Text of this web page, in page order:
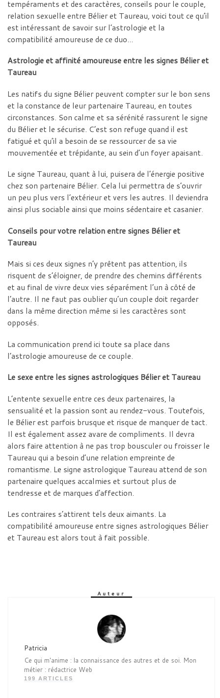
tempéraments et des caractères, conseils pour le couple,
relation sexuelle entre Bélier et Taureau, voici tout ce qu’il
est intéressant de savoir sur l’astrologie et la
compatibilité amoureuse de ce duo…
Astrologie et affinité amoureuse entre les signes Bélier et
Taureau
Les natifs du signe Bélier peuvent compter sur le bon sens
et la constance de leur partenaire Taureau, en toutes
circonstances. Son calme et sa sérénité rassurent le signe
du Bélier et le sécurise. C’est son refuge quand il est
fatigué et qu’il a besoin de se ressourcer de sa vie
mouvementée et trépidante, au sein d’un foyer apaisant.
Le signe Taureau, quant à lui, puisera de l’énergie positive
chez son partenaire Bélier. Cela lui permettra de s’ouvrir
un peu plus vers l’extérieur et vers les autres. Il deviendra
ainsi plus sociable ainsi que moins sédentaire et casanier.
Conseils pour votre relation entre signes Bélier et
Taureau
Mais si ces deux signes n’y prêtent pas attention, ils
risquent de s’éloigner, de prendre des chemins différents
et au final de vivre deux vies séparément l’un à côté de
l’autre. Il ne faut pas oublier qu’un couple doit regarder
dans la même direction même si les caractères sont
opposés.
La communication prend ici toute sa place dans
l’astrologie amoureuse de ce couple.
Le sexe entre les signes astrologiques Bélier et Taureau
L’entente sexuelle entre ces deux partenaires, la
sensualité et la passion sont au rendez-vous. Toutefois,
le Bélier est parfois brusque et risque de manquer de tact.
Il est également assez avare de compliments. Il devra
alors faire attention à ne pas trop bousculer ou froisser le
Taureau qui a besoin d’une relation empreinte de
romantisme. Le signe astrologique Taureau attend de son
partenaire quelques accalmies et surtout plus de
tendresse et de marques d’affection.
Les contraires s’attirent tels deux aimants. La
compatibilité amoureuse entre signes astrologiques Bélier
et Taureau est alors tout à fait possible.
Auteur
Patricia
Ce qui m'anime : la connaissance des autres et de soi. Mon
métier : rédactrice Web
199 ARTICLES